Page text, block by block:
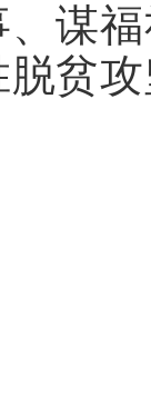
、谋
贫